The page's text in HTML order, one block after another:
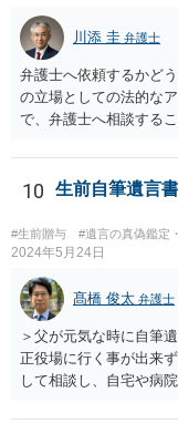
効がいつから進むかは
から３年が経過してい
無、不動産登記、遺産
う。特に、お姉様側だ
ったのか、遺産分割協
以前に、法定相続分や
ります。 奥様において
書、遺言書の有無等を
われます。
川添 圭 弁護士
弁護士へ依頼するかど
の立場としての法的な
で、弁護士へ相談する
誘導しかしてこないと
10 生前自筆遺言
#生前贈与 #遺言の真偽鑑定
2024年5月24日
髙橋 俊太 弁護士
＞父が元気な時に自筆
正役場に行く事が出来
して相談し、自宅や病
うことも可能です。 ＞